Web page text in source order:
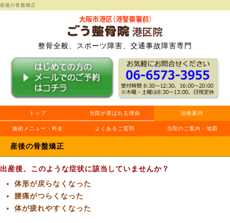
産後の骨盤矯正
整骨全般、スポーツ障害、交通事故障害専門
トップ 当院が選ばれる理由 治療案内
施術メニュー・料金 よくあるご質問 当院のご案内・地図
産後の骨盤矯正
出産後、このような症状に該当していませんか？
体形が戻らなくなった
腰痛がつらくなった
体が疲れやすくなった